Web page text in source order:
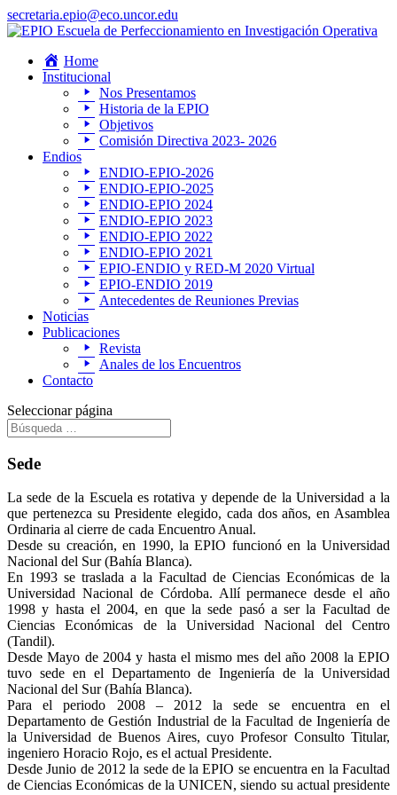
secretaria.epio@eco.uncor.edu
Home
Institucional
Nos Presentamos
Historia de la EPIO
Objetivos
Comisión Directiva 2023- 2026
Endios
ENDIO-EPIO-2026
ENDIO-EPIO-2025
ENDIO-EPIO 2024
ENDIO-EPIO 2023
ENDIO-EPIO 2022
ENDIO-EPIO 2021
EPIO-ENDIO y RED-M 2020 Virtual
EPIO-ENDIO 2019
Antecedentes de Reuniones Previas
Noticias
Publicaciones
Revista
Anales de los Encuentros
Contacto
Seleccionar página
Sede
La sede de la Escuela es rotativa y depende de la Universidad a la
que pertenezca su Presidente elegido, cada dos años, en Asamblea
Ordinaria al cierre de cada Encuentro Anual.
Desde su creación, en 1990, la EPIO funcionó en la Universidad
Nacional del Sur (Bahía Blanca).
En 1993 se traslada a la Facultad de Ciencias Económicas de la
Universidad Nacional de Córdoba. Allí permanece desde el año
1998 y hasta el 2004, en que la sede pasó a ser la Facultad de
Ciencias Económicas de la Universidad Nacional del Centro
(Tandil).
Desde Mayo de 2004 y hasta el mismo mes del año 2008 la EPIO
tuvo sede en el Departamento de Ingeniería de la Universidad
Nacional del Sur (Bahía Blanca).
Para el periodo 2008 – 2012 la sede se encuentra en el
Departamento de Gestión Industrial de la Facultad de Ingeniería de
la Universidad de Buenos Aires, cuyo Profesor Consulto Titular,
ingeniero Horacio Rojo, es el actual Presidente.
Desde Junio de 2012 la sede de la EPIO se encuentra en la Facultad
de Ciencias Económicas de la UNICEN, siendo su actual presidente